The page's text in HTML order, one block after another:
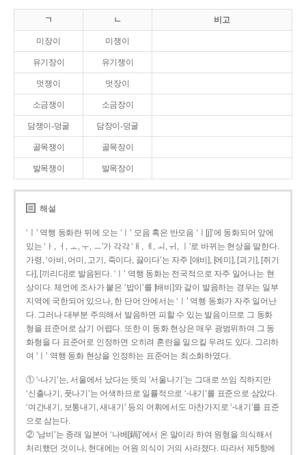
ㄱ ㄴ 비고
미장이 미쟁이
유기장이 유기쟁이
멋쟁이 멋장이
소금쟁이 소금장이
담쟁이-덩굴 담장이-덩굴
골목쟁이 골목장이
발목쟁이 발목장이
해설
‘ㅣ’ 역행 동화란 뒤에 오는 ‘ㅣ’ 모음 혹은 반모음 ‘ㅣ[j]’에 동화되어 앞에
있는 ‘ㅏ, ㅓ, ㅗ, ㅜ, ㅡ’가 각각 ‘ㅐ, ㅔ, ㅚ, ㅟ, ㅣ’로 바뀌는 현상을 말한다.
가령, ‘아비, 어미, 고기, 죽이다, 끓이다’는 자주 [애비], [에미], [괴기], [쥐기
다], [끼리다]로 발음된다. ‘ㅣ’ 역행 동화는 전국적으로 자주 일어나는 현
상이다. 체언에 조사가 붙은 ‘밥이’를 [배비]와 같이 발음하는 경우는 일부
지역에 국한되어 있으나, 한 단어 안에서는 ‘ㅣ’ 역행 동화가 자주 일어난
다. 그러나 대부분 주의해서 발음하면 피할 수 있는 발음이므로 그 동화
형을 표준어로 삼기 어렵다. 또한 이 동화 현상은 매우 광범위하여 그 동
화형을 다 표준어로 인정하면 오히려 혼란을 일으킬 우려도 있다. 그리하
여 ‘ㅣ’ 역행 동화 현상을 인정하는 표준어는 최소화하였다.
① ‘-나기’는, 서울에서 났다는 뜻의 ‘서울나기’는 그대로 쓰임 직하지만
‘신출나기, 풋나기’는 어색하므로 일률적으로 ‘-내기’를 표준으로 삼았다.
‘여간내기, 보통내기, 새내기’ 등의 어휘에서도 마찬가지로 ‘-내기’를 표준
으로 삼는다.
② ‘남비’는 종래 일본어 ‘나베[鍋]’에서 온 말이라 하여 원형을 의식해서
처리했던 것이나, 현대에는 어원 의식이 거의 사라졌다. 따라서 제5항에